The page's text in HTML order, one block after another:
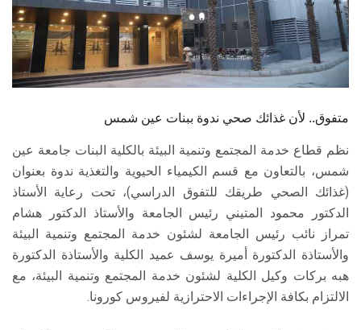
الخريجين
الموظفون
سجل الان
متفوق.. لأن غذائك صحي ندوة ببنات عين شمس
نظم قطاع خدمة المجتمع وتنمية البيئة بالكلية البنات جامعة عين
شمس، بالتعاون مع قسم الكيمياء الحيوية والتغذية ندوة بعنوان
(غذائك الصحي طريقك للتفوق الدراسي)، تحت رعاية الأستاذ
الدكتور محمود المتيني رئيس الجامعة والأستاذ الدكتور هشام
تمراز نائب رئيس الجامعة لشئون خدمة المجتمع وتنمية البيئة
والأستاذة الدكتورة أميرة يوسف عميد الكلية والأستاذة الدكتورة
هبه بركات وكيل الكلية لشئون خدمة المجتمع وتنمية البيئة، مع
الالتزام بكافة الإجراءات الاحترازية لفيروس كورونا.